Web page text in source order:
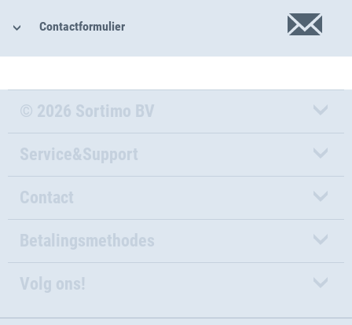
Contactformulier
© 2026 Sortimo BV
Service&Support
Contact
Betalingsmethodes
Volg ons!